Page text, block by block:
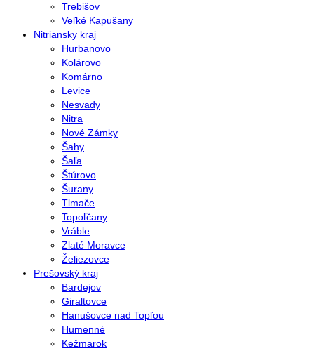
Trebišov
Veľké Kapušany
Nitriansky kraj
Hurbanovo
Kolárovo
Komárno
Levice
Nesvady
Nitra
Nové Zámky
Šahy
Šaľa
Štúrovo
Šurany
Tlmače
Topoľčany
Vráble
Zlaté Moravce
Želiezovce
Prešovský kraj
Bardejov
Giraltovce
Hanušovce nad Topľou
Humenné
Kežmarok